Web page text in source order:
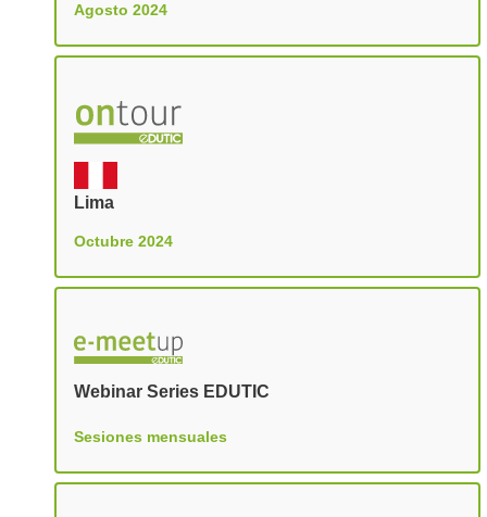
Agosto 2024
Lima
Octubre 2024
Webinar Series EDUTIC
Sesiones mensuales